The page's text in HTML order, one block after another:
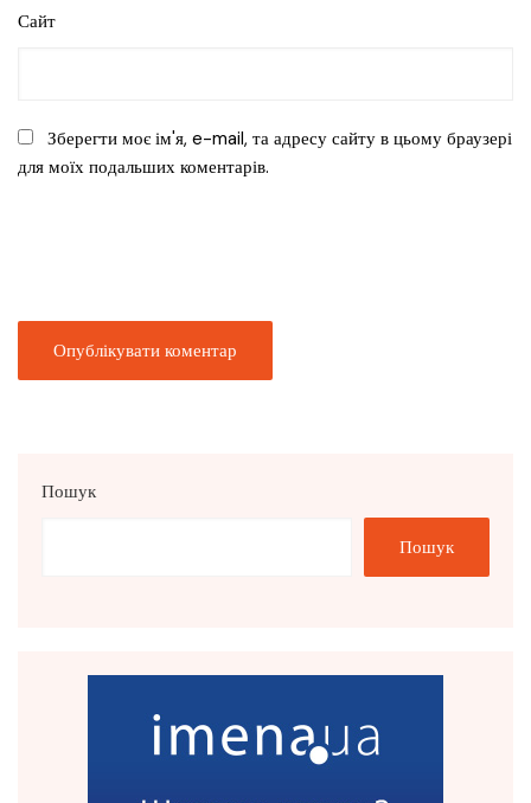
Сайт
Зберегти моє ім'я, e-mail, та адресу сайту в цьому браузері
для моїх подальших коментарів.
Пошук
Пошук